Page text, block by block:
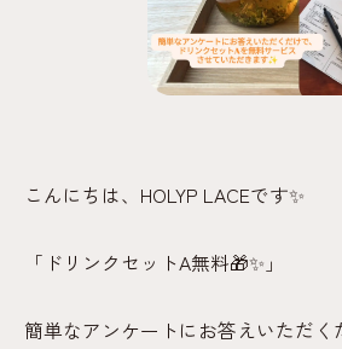
こんにちは、HOLYP LACEです✨
「ドリンクセットA無料🎁✨」
簡単なアンケートにお答えいただく